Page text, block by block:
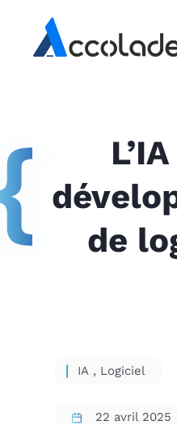
de
IA , Logiciel
22 avril 2025